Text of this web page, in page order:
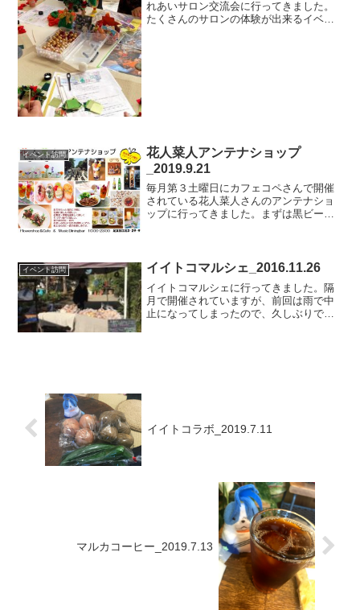
れあいサロン交流会に行ってきました。
たくさんのサロンの体験が出来るイベン
イベント訪問
花人菜人アンテナショップ
_2019.9.21
毎月第３土曜日にカフェコペさんで開催
されている花人菜人さんのアンテナショ
ップに行ってきました。まずは黒ビール
ったのですが今月は６つに...
イベント訪問 イイトコマルシェ_2016.11.26
イイトコマルシェに行ってきました。隔
月で開催されていますが、前回は雨で中
止になってしまったので、久しぶりでし
イイトコラボ_2019.7.11
マルカコーヒー_2019.7.13